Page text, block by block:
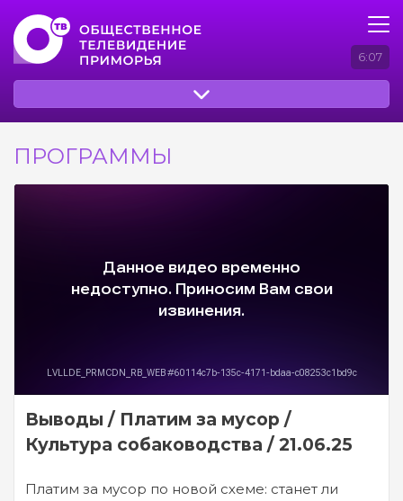
6:07
ПРОГРАММЫ
Выводы / Платим за мусор /
Культура собаководства / 21.06.25
Платим за мусор по новой схеме: станет ли